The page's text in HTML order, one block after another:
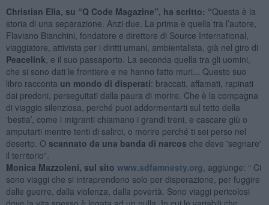
Christian Elia, su “Q Code Magazine”, ha scritto: “Questa è la
storia di una separazione. Anzi due. La prima è quella tra l’autore,
Flaviano Bianchini, fondatore e direttore di Source International,
viaggiatore, attivista per i diritti umani, ambientalista, già nel giro di
Peacelink , e il suo passaporto. La seconda quella tra gli uomini,
che si sono dati le frontiere e ne hanno fatto muri... Questo suo
libro racconta un mondo di disperati: braccati, affamati, rapinati
dai predoni, perseguitati dalla paura di morire. Che è la compagna
di viaggio silenziosa, perché puoi addormentarti sul tetto della
‘bestia’, come i migranti chiamano i grandi treni, e cascare giù o
amputarti mentre tenti di salirci, o morire perché ti sei perso nel
deserto. O scannato da una banda di narcos che deve 'segnare'
il territorio”.
Monica Mazzoleni, sul sito www.sdfamnesty.org , aggiunge: “ Ci
sono viaggi che si intraprendono solo per disperazione, per fuggire
dalle guerre, dalla violenza, dalla povertà. Sono viaggi pericolosi